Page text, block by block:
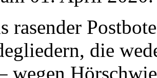
rasender
die
wegen